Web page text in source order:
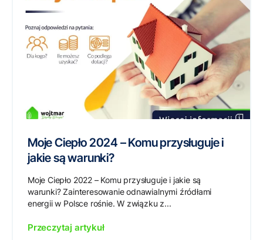
Moje Ciepło 2024 – Komu przysługuje i
jakie są warunki?
Moje Ciepło 2022 – Komu przysługuje i jakie są
warunki? Zainteresowanie odnawialnymi źródłami
energii w Polsce rośnie. W związku z...
Przeczytaj artykuł